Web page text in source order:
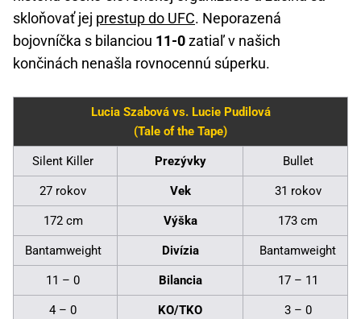
skloňovať jej prestup do UFC. Neporazená
bojovníčka s bilanciou 11-0zatiaľ v našich
končinách nenašla rovnocennú súperku.
Lucia Szabová vs. Lucie Pudilová
(Tale of the Tape)
Silent Killer Prezývky Bullet
27 rokov Vek 31 rokov
172 cm Výška 173 cm
Bantamweight Divízia Bantamweight
11 – 0 Bilancia 17 – 11
4 – 0 KO/TKO 3 – 0